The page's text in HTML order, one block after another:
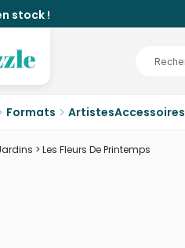
stock !
Formats ArtistesAccessoires
> Les Fleurs De Printemps